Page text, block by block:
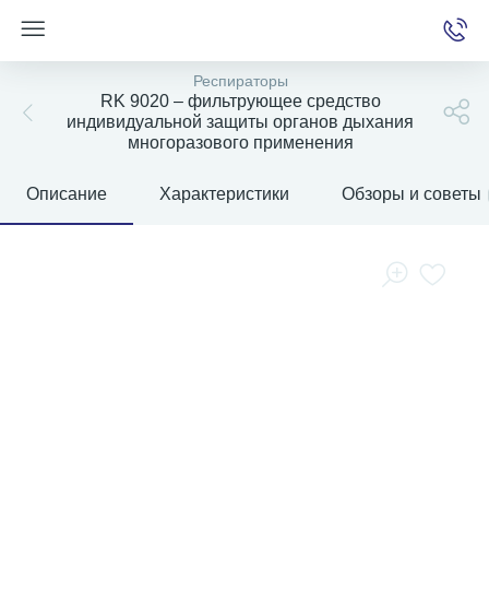
Респираторы
RK 9020 – фильтрующее средство
индивидуальной защиты органов дыхания
многоразового применения
Описание Характеристики Обзоры и советы